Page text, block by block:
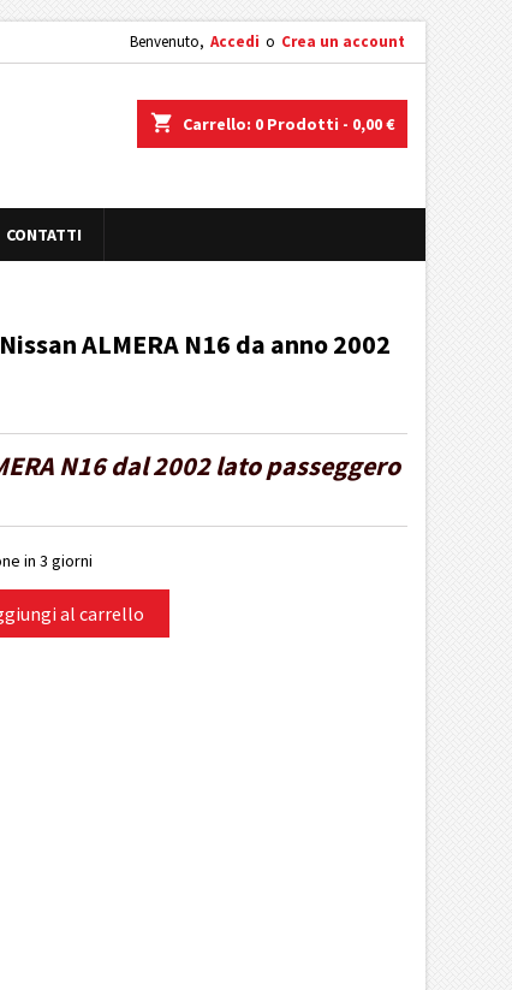
Benvenuto, Accedi o Crea un account
shopping_cart Carrello: 0 Prodotti - 0,00 €
CONTATTI
ALMERA N16 da anno 2002
N16 dal 2002 lato passeggero
in 3 giorni
al carrello